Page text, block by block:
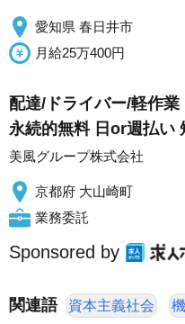
愛知県 春日井市
月給25万400円
配達/ドライバー/軽作
永続的無料 日or週払い
美風グループ株式会社
京都府 大山崎町
業務委託
Sponsored by
関連語 資本主義社会